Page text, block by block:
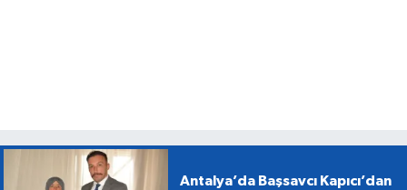
Antalya’da Başsavcı Kapıcı’dan